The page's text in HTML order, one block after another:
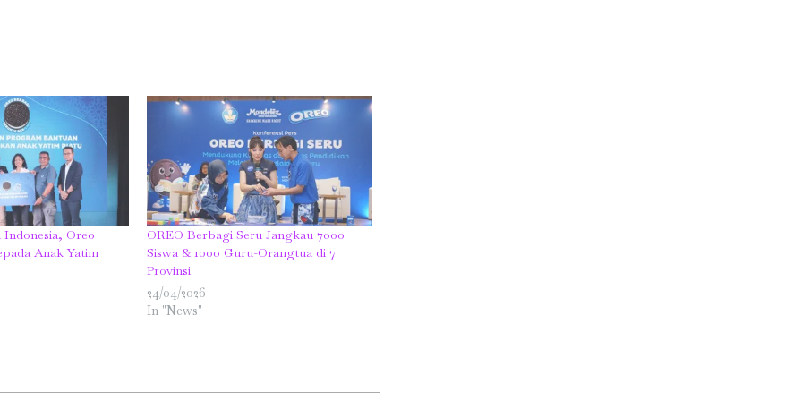
Indonesia, Oreo
Anak Yatim
OREO Berbagi Seru Jangkau 7000
Siswa & 1000 Guru-Orangtua di 7
Provinsi
24/04/2026
In "News"